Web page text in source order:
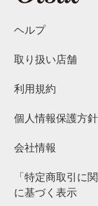
ヘルプ
取り扱い店舗
利用規約
個人情報保護方針
会社情報
「特定商取引に
に基づく表示